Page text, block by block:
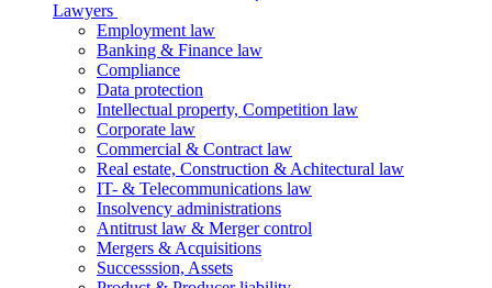
Lawyers
Employment law
Banking & Finance law
Compliance
Data protection
Intellectual property, Competition law
Corporate law
Commercial & Contract law
Real estate, Construction & Achitectural law
IT- & Telecommunications law
Insolvency administrations
Antitrust law & Merger control
Mergers & Acquisitions
Successsion, Assets